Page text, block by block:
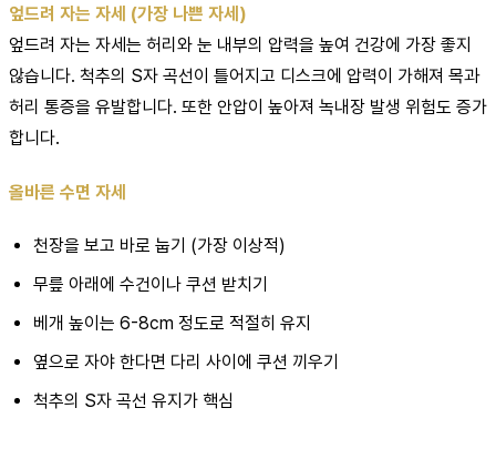
엎드려 자는 자세 (가장 나쁜 자세)
엎드려 자는 자세는 허리와 눈 내부의 압력을 높여 건강에 가장 좋지
않습니다. 척추의 S자 곡선이 틀어지고 디스크에 압력이 가해져 목과
허리 통증을 유발합니다. 또한 안압이 높아져 녹내장 발생 위험도 증가
합니다.
올바른 수면 자세
천장을 보고 바로 눕기 (가장 이상적)
무릎 아래에 수건이나 쿠션 받치기
베개 높이는 6-8cm 정도로 적절히 유지
옆으로 자야 한다면 다리 사이에 쿠션 끼우기
척추의 S자 곡선 유지가 핵심